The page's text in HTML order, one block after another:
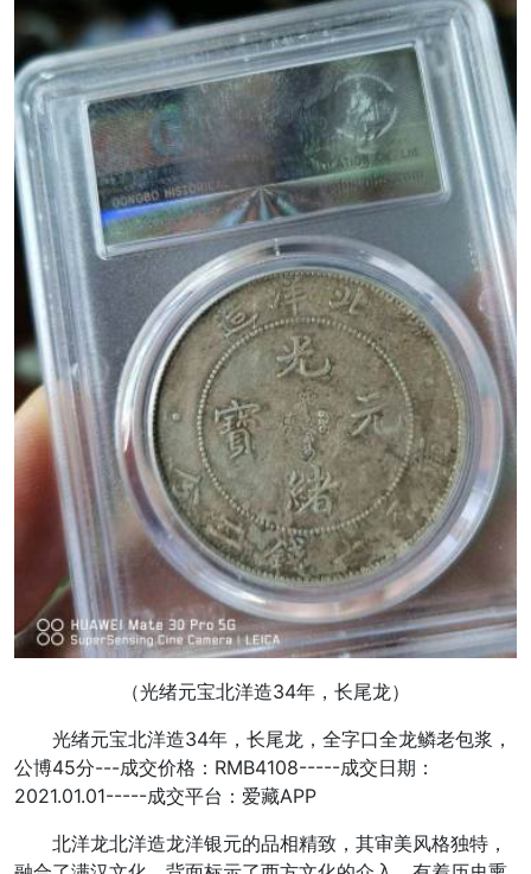
（光绪元宝北洋造34年，长尾龙）
光绪元宝北洋造34年，长尾龙，全字口全龙鳞老包浆，
公博45分---成交价格：RMB4108-----成交日期：
2021.01.01-----成交平台：爱藏APP
北洋龙北洋造龙洋银元的品相精致，其审美风格独特，